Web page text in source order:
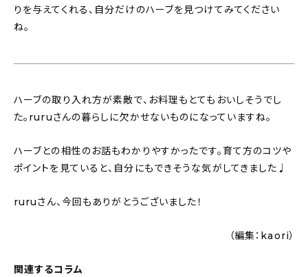
りを与えてくれる、自分だけのハーブを見つけてみてください
ね。
ハーブの取り入れ方が素敵で、お料理もとてもおいしそうでし
た。ruruさんの暮らしに欠かせないものになっていますね。
ハーブとの相性のお話もわかりやすかったです。育て方のコツや
ポイントを見ていると、自分にもできそうな気がしてきました♩
ruruさん、今回もありがとうございました！
（編集：kaori）
関連するコラム